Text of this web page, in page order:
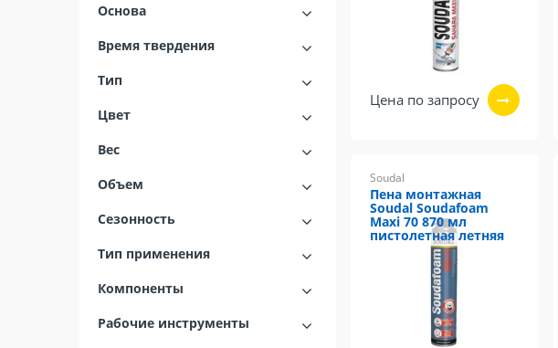
Основа
Время твердения
Тип
Цвет
Вес
Объем
Сезонность
Тип применения
Компоненты
Рабочие инструменты
Цена по запросу
Soudal
Пена монтажная
Soudal Soudafoam
Maxi 70 870 мл
пистолетная летняя